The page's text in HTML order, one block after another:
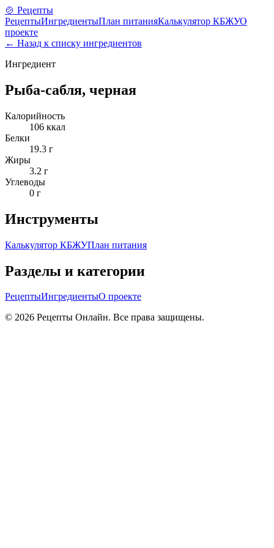
🍲 Рецепты
РецептыИнгредиентыПлан питанияКалькулятор КБЖУО
проекте
← Назад к списку ингредиентов
Ингредиент
Рыба-сабля, черная
Калорийность
106 ккал
Белки
19.3 г
Жиры
3.2 г
Углеводы
0 г
Инструменты
Калькулятор КБЖУПлан питания
Разделы и категории
РецептыИнгредиентыО проекте
© 2026 Рецепты Онлайн. Все права защищены.